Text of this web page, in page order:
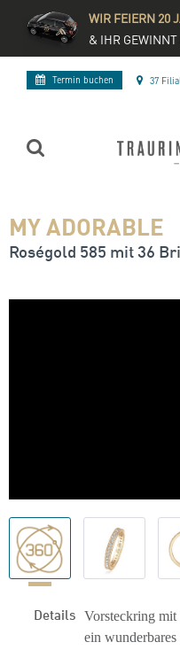
WIR FEIERN 20
& IHR
Termin buchen 37
MY ADORABLE
Roségold 585 mit 36
Details Vorsteckring
ein